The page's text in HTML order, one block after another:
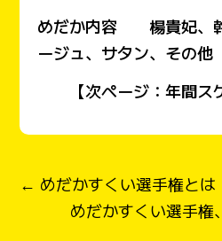
めだか内容 楊貴妃、
ージュ、サタン、その他
【次ページ：年間スケ
← めだかすくい選手権とは
めだかすくい選手